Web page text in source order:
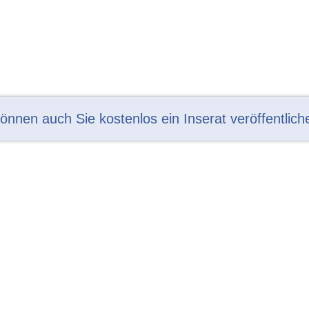
auch Sie kostenlos ein Inserat